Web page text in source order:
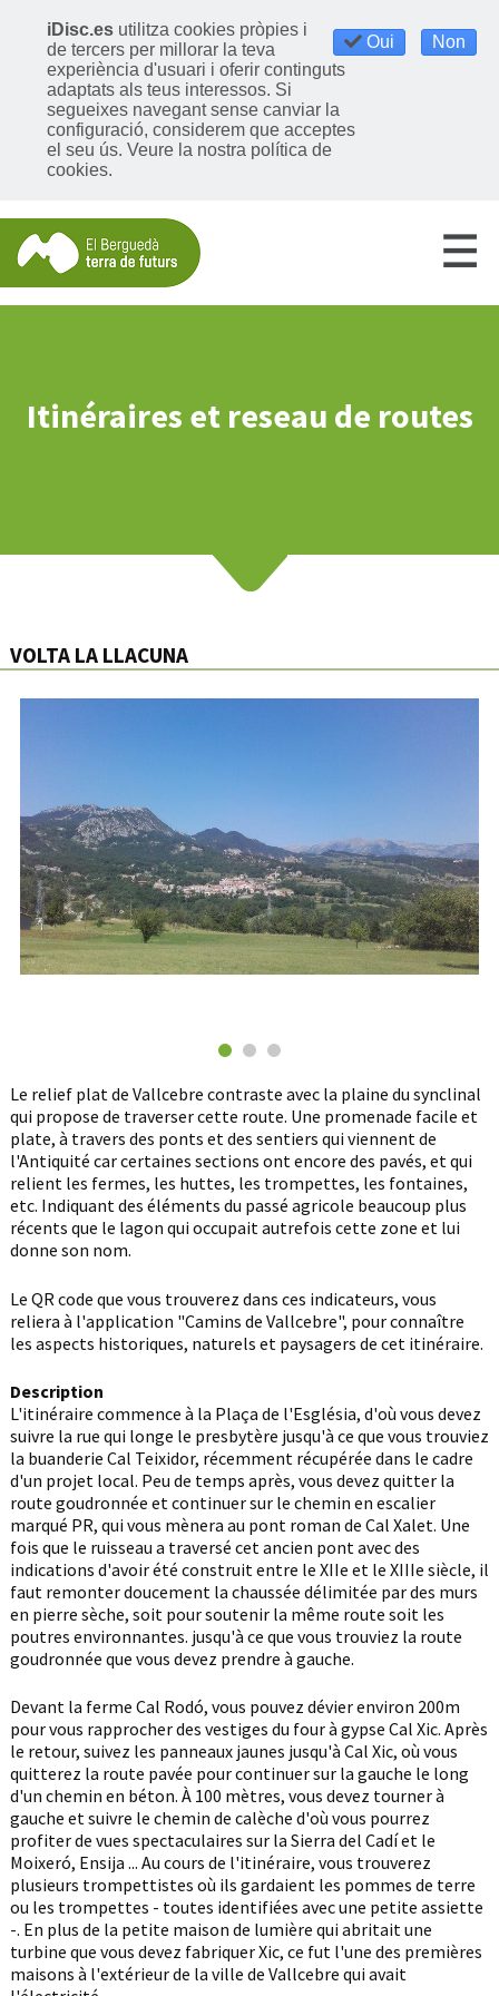
Oui Non
iDisc.es utilitza cookies pròpies i
de tercers per millorar la teva
experiència d'usuari i oferir continguts
adaptats als teus interessos. Si
segueixes navegant sense canviar la
configuració, considerem que acceptes
el seu ús. Veure la nostra política de
cookies.
Itinéraires et reseau de routes
VOLTA LA LLACUNA
Le relief plat de Vallcebre contraste avec la plaine du synclinal
qui propose de traverser cette route. Une promenade facile et
plate, à travers des ponts et des sentiers qui viennent de
l'Antiquité car certaines sections ont encore des pavés, et qui
relient les fermes, les huttes, les trompettes, les fontaines,
etc. Indiquant des éléments du passé agricole beaucoup plus
récents que le lagon qui occupait autrefois cette zone et lui
donne son nom.
Le QR code que vous trouverez dans ces indicateurs, vous
reliera à l'application "Camins de Vallcebre", pour connaître
les aspects historiques, naturels et paysagers de cet itinéraire.
Description
L'itinéraire commence à la Plaça de l'Església, d'où vous devez
suivre la rue qui longe le presbytère jusqu'à ce que vous trouviez
la buanderie Cal Teixidor, récemment récupérée dans le cadre
d'un projet local. Peu de temps après, vous devez quitter la
route goudronnée et continuer sur le chemin en escalier
marqué PR, qui vous mènera au pont roman de Cal Xalet. Une
fois que le ruisseau a traversé cet ancien pont avec des
indications d'avoir été construit entre le XIIe et le XIIIe siècle, il
faut remonter doucement la chaussée délimitée par des murs
en pierre sèche, soit pour soutenir la même route soit les
poutres environnantes. jusqu'à ce que vous trouviez la route
goudronnée que vous devez prendre à gauche.
Devant la ferme Cal Rodó, vous pouvez dévier environ 200m
pour vous rapprocher des vestiges du four à gypse Cal Xic. Après
le retour, suivez les panneaux jaunes jusqu'à Cal Xic, où vous
quitterez la route pavée pour continuer sur la gauche le long
d'un chemin en béton. À 100 mètres, vous devez tourner à
gauche et suivre le chemin de calèche d'où vous pourrez
profiter de vues spectaculaires sur la Sierra del Cadí et le
Moixeró, Ensija ... Au cours de l'itinéraire, vous trouverez
plusieurs trompettistes où ils gardaient les pommes de terre
ou les trompettes - toutes identifiées avec une petite assiette
-. En plus de la petite maison de lumière qui abritait une
turbine que vous devez fabriquer Xic, ce fut l'une des premières
maisons à l'extérieur de la ville de Vallcebre qui avait